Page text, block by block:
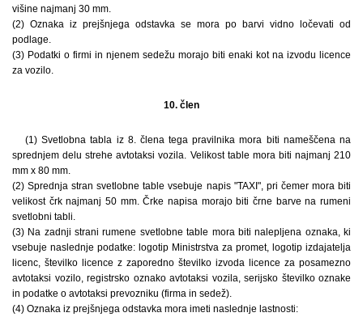
višine najmanj 30 mm.
(2) Oznaka iz prejšnjega odstavka se mora po barvi vidno ločevati od
podlage.
(3) Podatki o firmi in njenem sedežu morajo biti enaki kot na izvodu licence
za vozilo.
10. člen
(1) Svetlobna tabla iz 8. člena tega pravilnika mora biti nameščena na
sprednjem delu strehe avtotaksi vozila. Velikost table mora biti najmanj 210
mm x 80 mm.
(2) Sprednja stran svetlobne table vsebuje napis "TAXI", pri čemer mora biti
velikost črk najmanj 50 mm. Črke napisa morajo biti črne barve na rumeni
svetlobni tabli.
(3) Na zadnji strani rumene svetlobne table mora biti nalepljena oznaka, ki
vsebuje naslednje podatke: logotip Ministrstva za promet, logotip izdajatelja
licenc, številko licence z zaporedno številko izvoda licence za posamezno
avtotaksi vozilo, registrsko oznako avtotaksi vozila, serijsko številko oznake
in podatke o avtotaksi prevozniku (firma in sedež).
(4) Oznaka iz prejšnjega odstavka mora imeti naslednje lastnosti: